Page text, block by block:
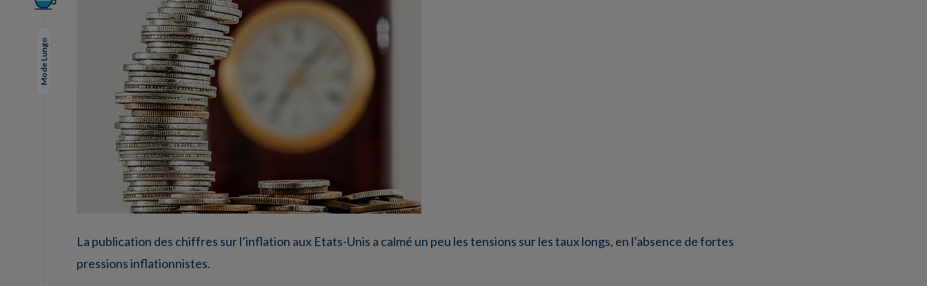
Mode Lungo
La publication des chiffres sur l’inflation aux Etats-Unis a calmé un peu les tensions sur les taux longs, en l’absence de fortes
pressions inflationnistes.